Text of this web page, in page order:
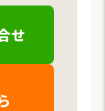
せ
ブで開きます）